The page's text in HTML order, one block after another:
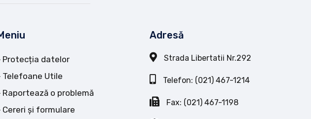
Protecția datelor
Telefoane Utile
Raportează o problemă
Cereri și formulare
Adresă
Strada Libertatii Nr.292
Telefon: (021) 467-1214
Fax: (021) 467-1198